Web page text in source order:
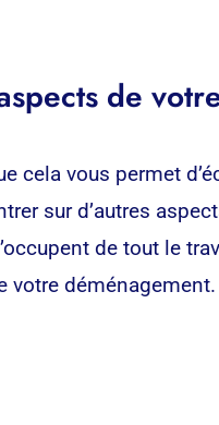
de
cela vous permet
sur d’autres
de tout le
votre déménagement.